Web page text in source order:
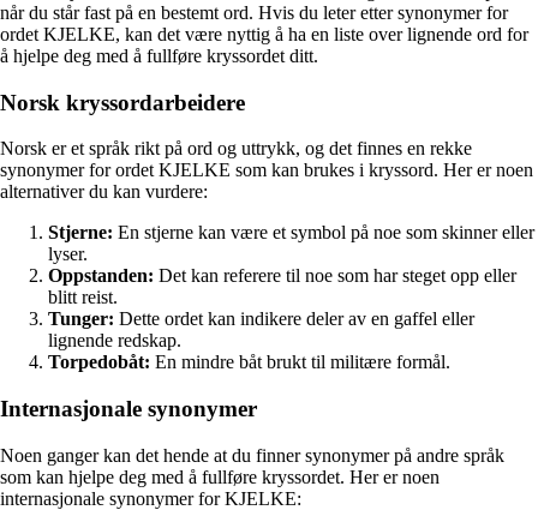
når du står fast på en bestemt ord. Hvis du leter etter synonymer for
ordet KJELKE, kan det være nyttig å ha en liste over lignende ord for
å hjelpe deg med å fullføre kryssordet ditt.
Norsk kryssordarbeidere
Norsk er et språk rikt på ord og uttrykk, og det finnes en rekke
synonymer for ordet KJELKE som kan brukes i kryssord. Her er noen
alternativer du kan vurdere:
Stjerne: En stjerne kan være et symbol på noe som skinner eller
lyser.
Oppstanden: Det kan referere til noe som har steget opp eller
blitt reist.
Tunger: Dette ordet kan indikere deler av en gaffel eller
lignende redskap.
Torpedobåt: En mindre båt brukt til militære formål.
Internasjonale synonymer
Noen ganger kan det hende at du finner synonymer på andre språk
som kan hjelpe deg med å fullføre kryssordet. Her er noen
internasjonale synonymer for KJELKE: